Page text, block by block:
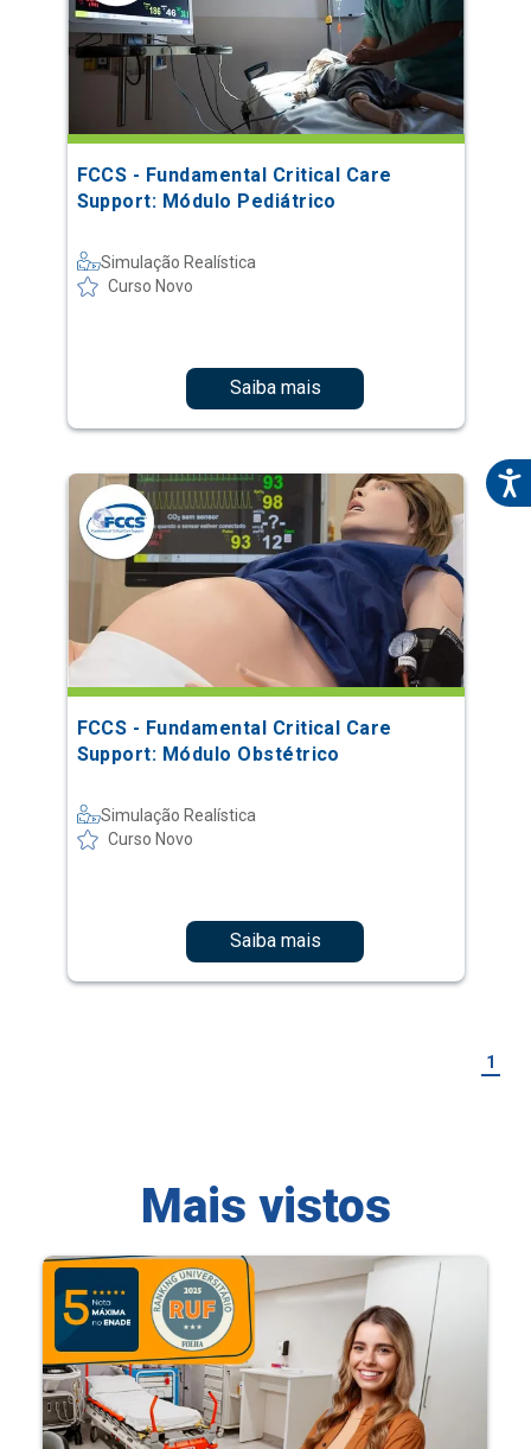
FCCS - Fundamental Critical Care
Support: Módulo Pediátrico
Simulação Realística
Curso Novo
Saiba mais
FCCS - Fundamental Critical Care
Support: Módulo Obstétrico
Simulação Realística
Curso Novo
Saiba mais
1
Mais vistos